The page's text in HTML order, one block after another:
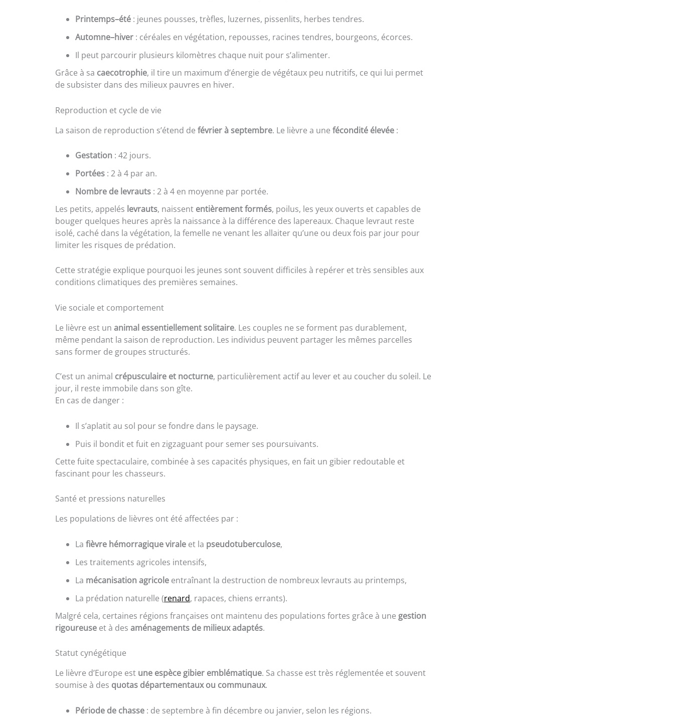
Printemps–été : jeunes pousses, trèfles, luzernes, pissenlits, herbes tendres.
Automne–hiver : céréales en végétation, repousses, racines tendres, bourgeons, écorces.
Il peut parcourir plusieurs kilomètres chaque nuit pour s’alimenter.
Grâce à sa caecotrophie, il tire un maximum d’énergie de végétaux peu nutritifs, ce qui lui permet
de subsister dans des milieux pauvres en hiver.
Reproduction et cycle de vie
La saison de reproduction s’étend de février à septembre. Le lièvre a une fécondité élevée :
Gestation : 42 jours.
Portées : 2 à 4 par an.
Nombre de levrauts : 2 à 4 en moyenne par portée.
Les petits, appelés levrauts, naissent entièrement formés, poilus, les yeux ouverts et capables de
bouger quelques heures après la naissance à la différence des lapereaux. Chaque levraut reste
isolé, caché dans la végétation, la femelle ne venant les allaiter qu’une ou deux fois par jour pour
limiter les risques de prédation.
Cette stratégie explique pourquoi les jeunes sont souvent difficiles à repérer et très sensibles aux
conditions climatiques des premières semaines.
Vie sociale et comportement
Le lièvre est un animal essentiellement solitaire. Les couples ne se forment pas durablement,
même pendant la saison de reproduction. Les individus peuvent partager les mêmes parcelles
sans former de groupes structurés.
C’est un animal crépusculaire et nocturne, particulièrement actif au lever et au coucher du soleil. Le
jour, il reste immobile dans son gîte.
En cas de danger :
Il s’aplatit au sol pour se fondre dans le paysage.
Puis il bondit et fuit en zigzaguant pour semer ses poursuivants.
Cette fuite spectaculaire, combinée à ses capacités physiques, en fait un gibier redoutable et
fascinant pour les chasseurs.
Santé et pressions naturelles
Les populations de lièvres ont été affectées par :
La fièvre hémorragique virale et la pseudotuberculose,
Les traitements agricoles intensifs,
La mécanisation agricole entraînant la destruction de nombreux levrauts au printemps,
La prédation naturelle (renard, rapaces, chiens errants).
Malgré cela, certaines régions françaises ont maintenu des populations fortes grâce à une gestion
rigoureuse et à des aménagements de milieux adaptés.
Statut cynégétique
Le lièvre d’Europe est une espèce gibier emblématique. Sa chasse est très réglementée et souvent
soumise à des quotas départementaux ou communaux.
Période de chasse : de septembre à fin décembre ou janvier, selon les régions.